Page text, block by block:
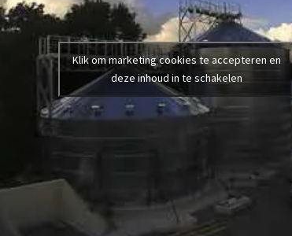
Klik om marketing cookies te accepteren en
deze inhoud in te schakelen